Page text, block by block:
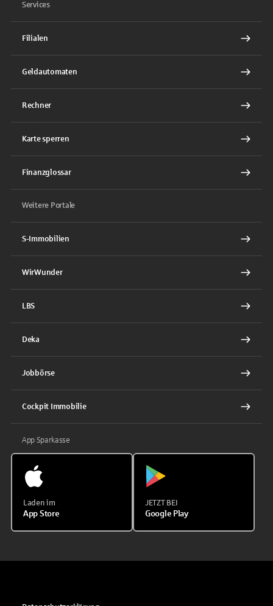
Services
Filialen
Geldautomaten
Rechner
Karte sperren
Finanzglossar
Weitere Portale
S-Immobilien
WirWunder
LBS
Deka
Jobbörse
Cockpit Immobilie
App Sparkasse
Laden im
App Store
JETZT BEI
Google Play